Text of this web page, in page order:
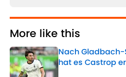
More like this
Nach Gladbach-
hat es Castrop